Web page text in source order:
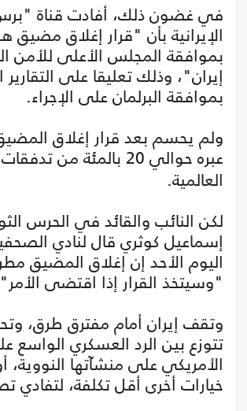
في غضون ذلك، أفادت قناة
الإيرانية بأن "قرار إغلاق مضيق
بموافقة المجلس الأعلى
إيران"، وذلك تعليقا على
بموافقة البرلمان على الإجراء.
ولم يحسم بعد قرار إغلاق
عبره حوالي 20 بالمئة من تدفقات
العالمية.
لكن النائب والقائد في الحرس
إسماعيل كوثري قال لنادي
اليوم الأحد إن إغلاق المضيق
"وسيتخذ القرار إذا اقتضى
وتقف إيران أمام مفترق طرق،
تتوزع بين الرد العسكري الواسع
الأمريكي على منشآتها النووية،
خيارات أخرى أقل تكلفة، لتفادي